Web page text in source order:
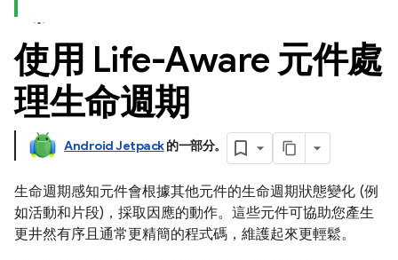
使用 Life-Aware 元件處
理生命週期
Android Jetpack的一部分。
生命週期感知元件會根據其他元件的生命週期狀態變化 (例
如活動和片段)，採取因應的動作。這些元件可協助您產生
更井然有序且通常更精簡的程式碼，維護起來更輕鬆。